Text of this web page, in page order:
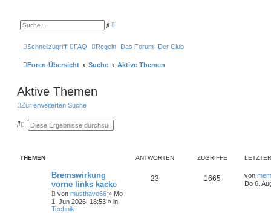
S
h
e i
Schnellzugriff FAQ Regeln Das Forum Der Club
Foren-Übersicht Suche Aktive Themen
Aktive Themen
Zur erweiterten Suche
S E
t
THEMEN ANTWORTEN ZUGRIFFE
Bremswirkung
vorne links kacke
von musthave66 » Mo
1. Jun 2026, 18:53 » in
Technik
23 1665 von mem
Do 6.